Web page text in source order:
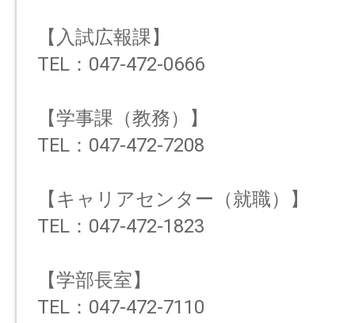
【入試広報課】
TEL：047-472-0666
【学事課（教務）】
TEL：047-472-7208
【キャリアセンター（就職）】
TEL：047-472-1823
【学部長室】
TEL：047-472-7110